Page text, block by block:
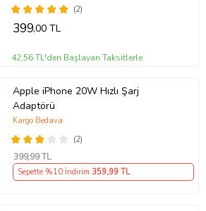
(2)
399,00 TL
42,56 TL'den Başlayan Taksitlerle
Apple iPhone 20W Hızlı Şarj
Adaptörü
(2)
Kargo Bedava
399,99 TL
Sepette %10 İndirim 359,99 TL